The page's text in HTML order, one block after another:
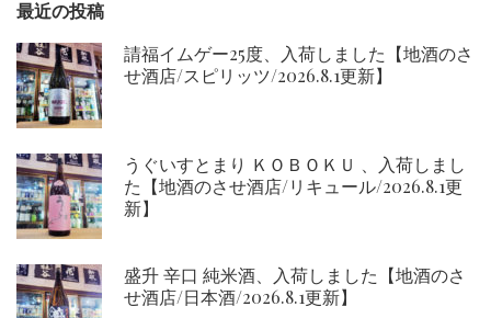
最近の投稿
請福イムゲー25度、入荷しました【地酒のさ
せ酒店/スピリッツ/2026.8.1更新】
うぐいすとまり ＫＯＢＯＫＵ 、入荷しまし
た【地酒のさせ酒店/リキュール/2026.8.1更
新】
盛升 辛口 純米酒、入荷しました【地酒のさ
せ酒店/日本酒/2026.8.1更新】